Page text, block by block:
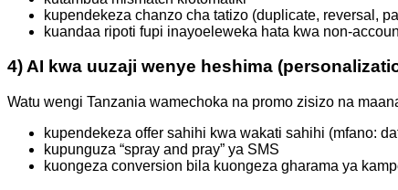
kupendekeza chanzo cha tatizo (duplicate, reversal,
kuandaa ripoti fupi inayoeleweka hata kwa non-
4) AI kwa uuzaji wenye heshima
Watu wengi Tanzania wamechoka na promo zisizo na
kupendekeza offer sahihi kwa wakati sahihi (mfano:
kupunguza “spray and pray” ya SMS
kuongeza conversion bila kuongeza gharama ya